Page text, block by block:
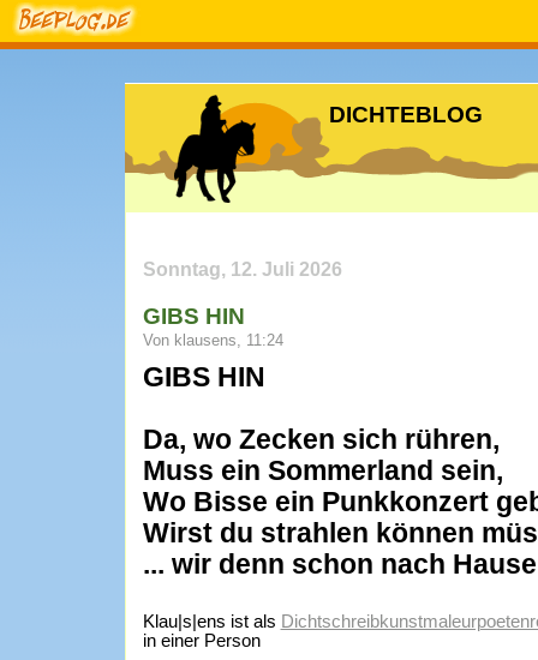
DICHTEBLOG
Sonntag, 12. Juli 2026
GIBS HIN
Von klausens, 11:24
GIBS HIN
Da, wo Zecken sich rühren,
Muss ein Sommerland sein,
Wo Bisse ein Punkkonzert
Wirst du strahlen können
... wir denn schon nach
Klau|s|ens ist als
in einer Person